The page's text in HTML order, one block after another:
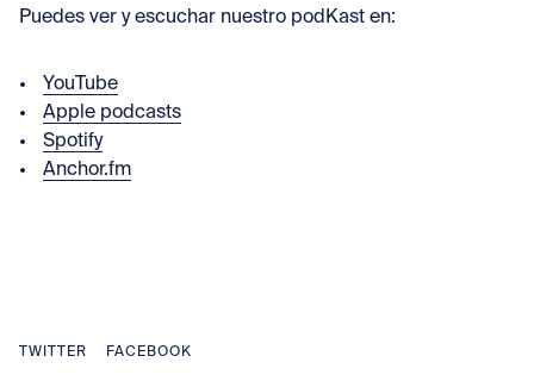
Puedes ver y escuchar nuestro podKast en:
YouTube
Apple podcasts
Spotify
Anchor.fm
TWITTER FACEBOOK